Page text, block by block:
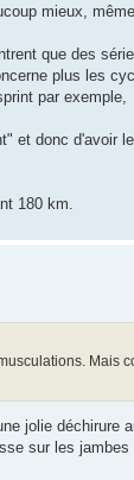
mieux,
que des
plus les
par exemple,
et donc d'avoir
180 km.
Mais
jolie déchirure
sur les